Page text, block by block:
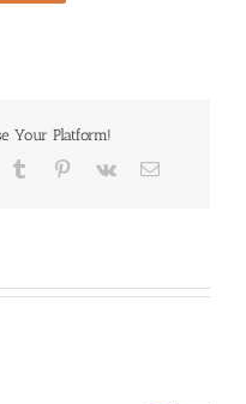
Your Platform!
Tumblr Pinterest
Vk Email